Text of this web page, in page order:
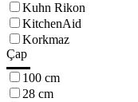
Kuhn Rikon
KitchenAid
Korkmaz
Çap
100 cm
28 cm